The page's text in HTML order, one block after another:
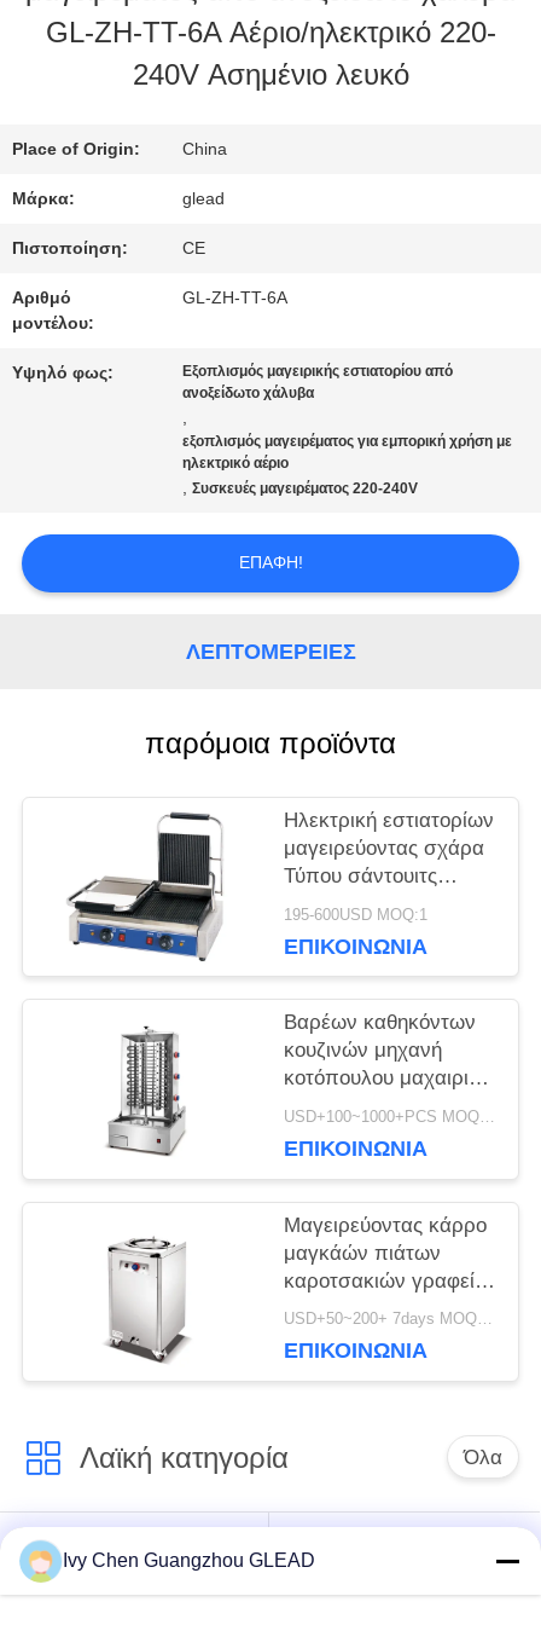
ΜΕ
ΕΠΙΣΚΈΨΕΙΣ
ΣΤΟ
ΕΡΓΟΣΤΆΣΙΟ
ΈΛΕΓΧΟΣ
ΠΟΙΌΤΗΤΑΣ
ΖΗΤΉΣΤΕ
SITEMAP
PRIVACY
POLICY
GL-ZH-TT-6A Αέριο/ηλεκτρικό 220-
240V Ασημένιο λευκό
Place of Origin: China
Μάρκα: glead
Πιστοποίηση: CE
Αριθμό
μοντέλου:
GL-ZH-TT-6A
Υψηλό φως:
Εξοπλισμός μαγειρικής εστιατορίου από
ανοξείδωτο χάλυβα
,
εξοπλισμός μαγειρέματος για εμπορική χρήση με
ηλεκτρικό αέριο
,Συσκευές μαγειρέματος 220-240V
ΕΠΑΦΉ!
ΛΕΠΤΟΜΈΡΕΙΕΣ
παρόμοια προϊόντα
Ηλεκτρική εστιατορίων
μαγειρεύοντας σχάρα
Τύπου σάντουιτς
ταψακιών σχαρών
διπλή
195-600USD MOQ:1
ΕΠΙΚΟΙΝΩΝΊΑ
Βαρέων καθηκόντων
κουζινών μηχανή
κοτόπουλου μαχαιριών
Kebab Shawarma
USD+100~1000+PCS MOQ:PC 1
ΕΠΙΚΟΙΝΩΝΊΑ
Μαγειρεύοντας κάρρο
μαγκάών πιάτων
καροτσακιών γραφείου
μαγκάών πιάτων
εστιατορίων
USD+50~200+ 7days MOQ:PC 1
ΕΠΙΚΟΙΝΩΝΊΑ
Λαϊκή κατηγορία Όλα
Εμπορικός
μαγειρεύοντας
εξοπλισμός
Μαγειρεύοντας
εξοπλισμός κουζινών
Ivy Chen Guangzhou GLEAD